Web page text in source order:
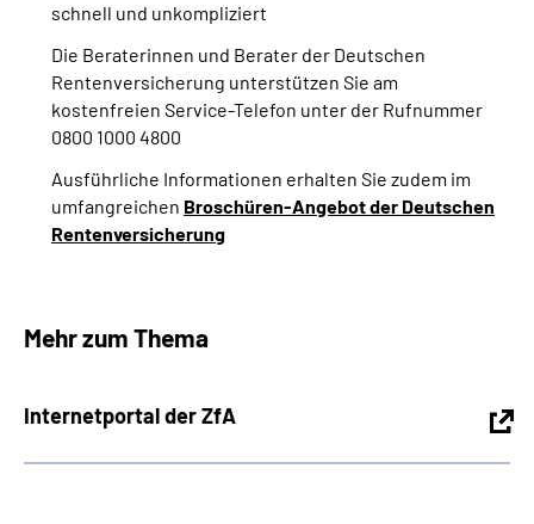
schnell und unkompliziert
Die Beraterinnen und Berater der Deutschen
Rentenversicherung unterstützen Sie am
kostenfreien Service-Telefon unter der Rufnummer
0800 1000 4800
Ausführliche Informationen erhalten Sie zudem im
umfangreichen Broschüren-Angebot der Deutschen
Rentenversicherung
Mehr zum Thema
Internetportal der ZfA